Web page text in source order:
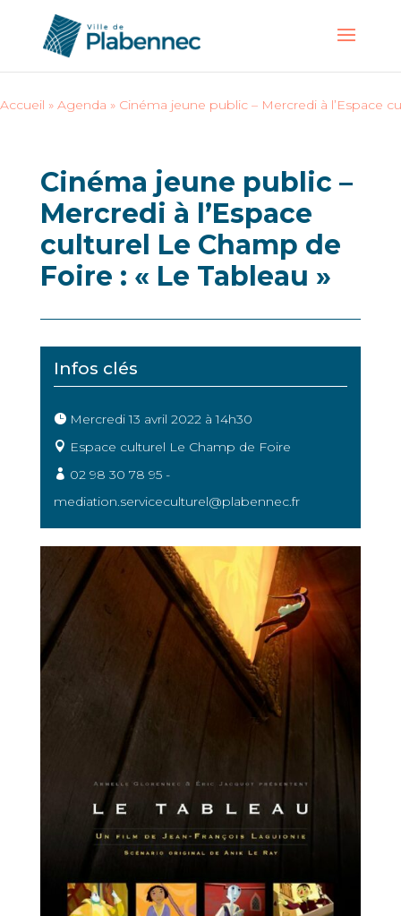
Accueil » Agenda » Cinéma jeune public – Mercredi à l’Espace
Cinéma jeune public –
Mercredi à l’Espace
culturel Le Champ de
Foire : « Le Tableau »
Infos clés
Mercredi 13 avril 2022 à 14h30
Espace culturel Le Champ de Foire
02 98 30 78 95 -
mediation.serviceculturel@plabennec.fr